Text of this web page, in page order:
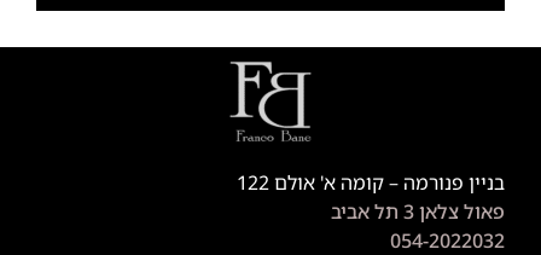
בניין פנורמה – קומה א' אולם 122
פאול צלאן 3 תל אביב
054-2022032